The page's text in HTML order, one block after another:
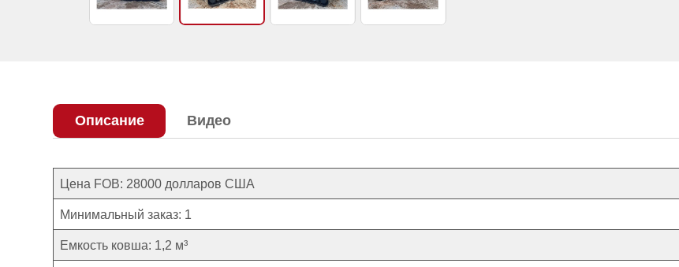
Описание Видео
Цена FOB: 28000 долларов США
Минимальный заказ: 1
Емкость ковша: 1,2 м³